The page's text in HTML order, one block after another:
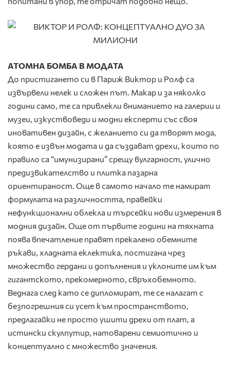
АТОМНА БОМБА В МОДАТА
До пристигането си в Париж Виктор и Ролф са
извървели нелек и сложен път. Макар и за няколко
години само, те са привлекли вниманието на галерии и
музеи, изкуствоведи и модни експерти със своя
иновативен дизайн, с желанието си да творят мода,
която е извън модата и да създават дрехи, които по
правило са “имунизирани” срещу вулгарност, улично
предизвикателство и плитка пазарна
ориентираност. Още в самото начало те намират
формулата на различността, правейки
нефункционални облекла и търсейки нови измерения в
модния дизайн. Още от първите години на тяхната
поява впечатление правят прекалено обемните
ръкави, хладната еклектика, постигана чрез
множество гердани и допълнения и уклоните им към
гигантското, прекомерното, свръхобемното.
Веднага след като се дипломират, те се налагат с
безпогрешния си усет към пространството,
предлагайки не просто ушити дрехи от плат, а
истински скулпутир, натоварени семиотично и
концептуално с множество значения.